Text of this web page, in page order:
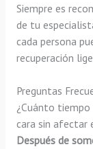
Siempre es
de tu
cada persona
recuperación
Preguntas
¿Cuánto tiempo
cara sin afectar
Después de